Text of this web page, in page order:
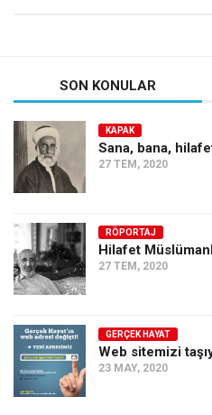
Kategoriler
Kitap
Karisi kitap sualleri
Ekonomi
Spor
Manzara
Sağlık
Gıda-Beslenme
Hayat
SON KONULAR
KAPAK
Sana, bana,
27 TEM, 2020
RÖPORTAJ
Hilafet
27 TEM, 2020
GERÇEK HAYAT
Web sitemizi
23 MAY, 2020